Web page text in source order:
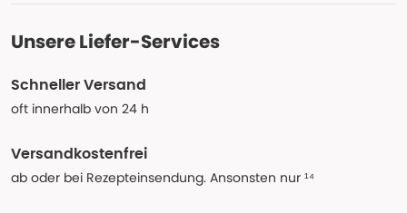
Unsere Liefer-Services
Schneller Versand
oft innerhalb von 24 h
Versandkostenfrei
ab oder bei Rezepteinsendung. Ansonsten nur ¹⁴